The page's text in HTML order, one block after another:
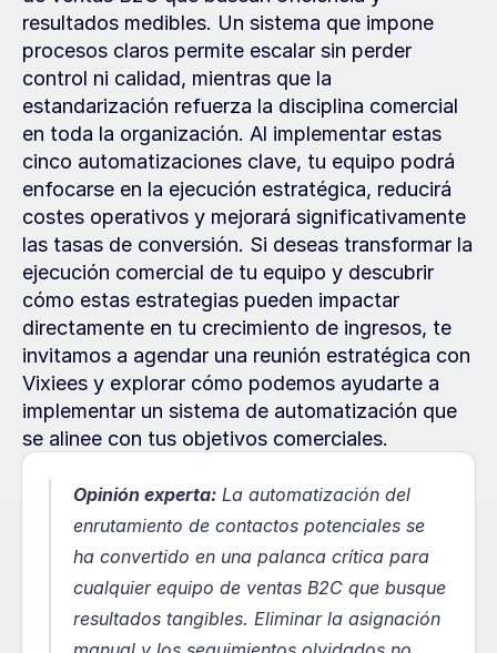
resultados medibles. Un sistema que impone
procesos claros permite escalar sin perder
control ni calidad, mientras que la
estandarización refuerza la disciplina comercial
en toda la organización. Al implementar estas
cinco automatizaciones clave, tu equipo podrá
enfocarse en la ejecución estratégica, reducirá
costes operativos y mejorará significativamente
las tasas de conversión. Si deseas transformar la
ejecución comercial de tu equipo y descubrir
cómo estas estrategias pueden impactar
directamente en tu crecimiento de ingresos, te
invitamos a agendar una reunión estratégica con
Vixiees y explorar cómo podemos ayudarte a
implementar un sistema de automatización que
se alinee con tus objetivos comerciales.
Opinión experta: La automatización del
enrutamiento de contactos potenciales se
ha convertido en una palanca crítica para
cualquier equipo de ventas B2C que busque
resultados tangibles. Eliminar la asignación